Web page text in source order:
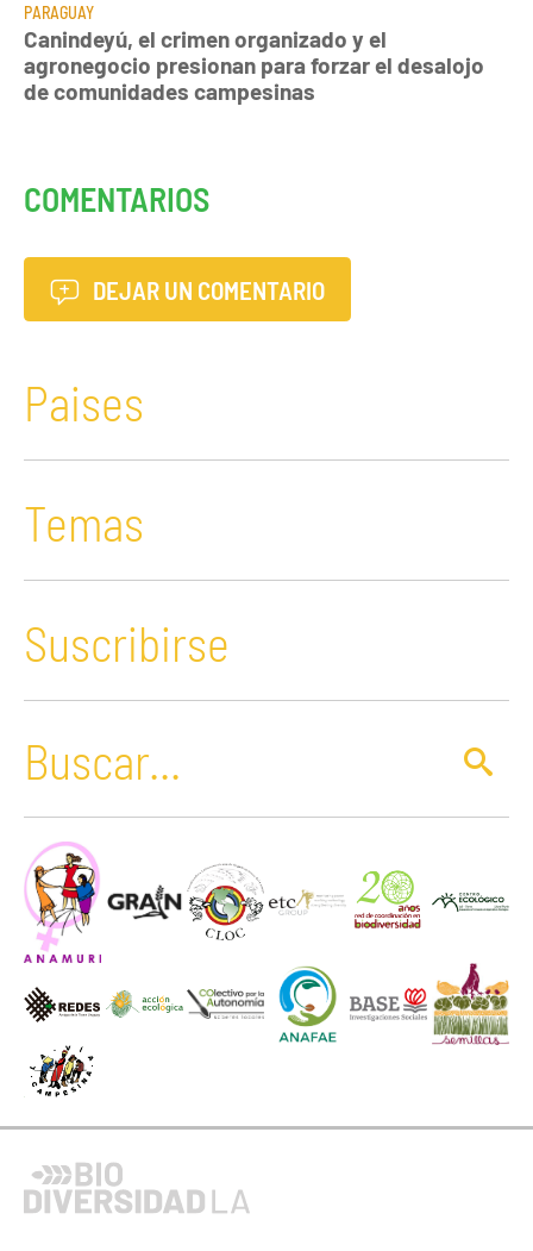
PARAGUAY
Canindeyú, el crimen organizado y el
agronegocio presionan para forzar el desalojo
de comunidades campesinas
COMENTARIOS
DEJAR UN COMENTARIO
Paises
Temas
Suscribirse